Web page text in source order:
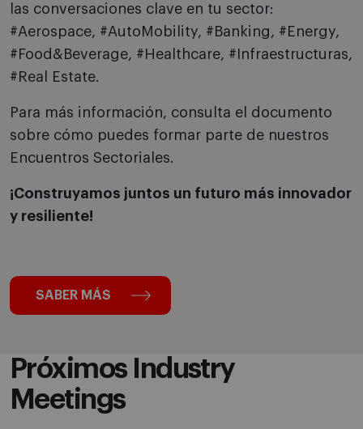
las conversaciones clave en tu sector:
#Aerospace, #AutoMobility, #Banking, #Energy,
#Food&Beverage, #Healthcare, #Infraestructuras,
#Real Estate.
Para más información, consulta el documento
sobre cómo puedes formar parte de nuestros
Encuentros Sectoriales.
¡Construyamos juntos un futuro más innovador
y resiliente!
SABER MÁS
Próximos Industry
Meetings